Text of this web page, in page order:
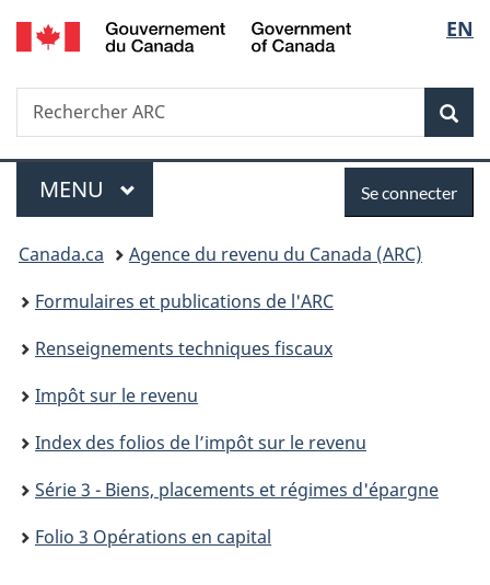
Passer
au
Passer
à
du
Passer
à
simplifiée
de
la
EN
Recherche
Rechercher
ARC
Menu
MENU PRINCIPAL
connecter
Se connecter
Vous
êtes
ici :
Canada.ca
Agence du revenu du Canada (ARC)
Formulaires et publications de l'ARC
Renseignements techniques fiscaux
Impôt sur le revenu
Index des folios de l’impôt sur le revenu
Série 3 - Biens, placements et régimes d'épargne
Folio 3 Opérations en capital